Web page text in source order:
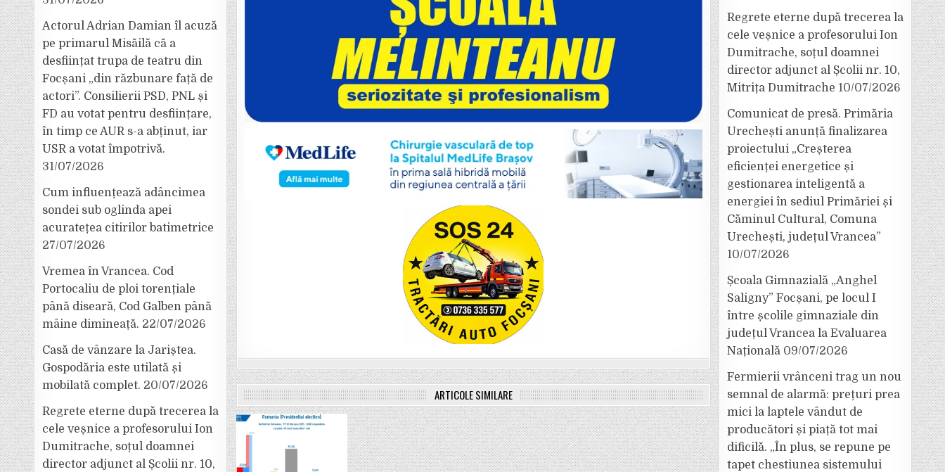
ARTICOLE SIMILARE
Actorul Adrian Damian îl acuză
pe primarul Misăilă că a
desființat trupa de teatru din
Focșani „din răzbunare față de
actori”. Consilierii PSD, PNL și
FD au votat pentru desființare,
în timp ce AUR s-a abținut, iar
USR a votat împotrivă.
31/07/2026
Cum influențează adâncimea
sondei sub oglinda apei
acuratețea citirilor batimetrice
27/07/2026
Vremea în Vrancea. Cod
Portocaliu de ploi torențiale
până diseară, Cod Galben până
mâine dimineață. 22/07/2026
Casă de vânzare la Jariștea.
Gospodăria este utilată și
mobilată complet. 20/07/2026
Regrete eterne după trecerea la
cele veșnice a profesorului Ion
Dumitrache, soțul doamnei
director adjunct al Școlii nr. 10,
Regrete eterne după trecerea la
cele veșnice a profesorului Ion
Dumitrache, soțul doamnei
director adjunct al Școlii nr. 10,
Mitrița Dumitrache 10/07/2026
Comunicat de presă. Primăria
Urechești anunță finalizarea
proiectului „Creșterea
eficienței energetice și
gestionarea inteligentă a
energiei în sediul Primăriei și
Căminul Cultural, Comuna
Urechești, județul Vrancea”
10/07/2026
Școala Gimnazială „Anghel
Saligny” Focșani, pe locul I
între școlile gimnaziale din
județul Vrancea la Evaluarea
Națională 09/07/2026
Fermierii vrânceni trag un nou
semnal de alarmă: prețuri prea
mici la laptele vândut de
producători și piață tot mai
dificilă. „În plus, se repune pe
tapet chestiunea sistemului